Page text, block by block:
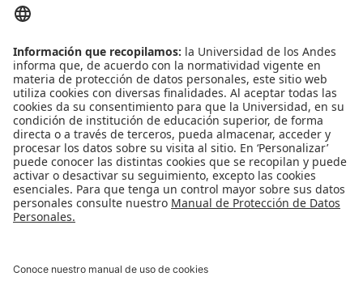
Leer Más
Leer Más
Leer Más
Leer Más
Ver más Noticias...
Ver más Eventos...
Apoyo Financiero
Reconocimiento como Universidad: Decreto 1297 del 30 de mayo de